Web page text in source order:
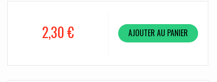
2,30 € AJOUTER AU PANIER